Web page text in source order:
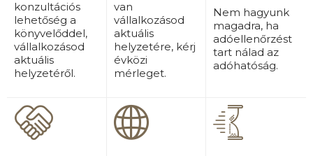
konzultációs
lehetőség a
könyvelőddel,
vállalkozásod
aktuális
helyzetéről.
van
vállalkozásod
aktuális
helyzetére, kérj
évközi
mérleget.
Nem hagyunk
magadra, ha
adóellenőrzést
tart nálad az
adóhatóság.